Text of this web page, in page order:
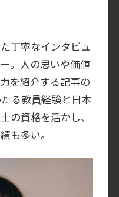
丁寧なインタビュ
。人の思いや価値
を紹介する記事の
る教員経験と日本
の資格を活かし、
も多い。